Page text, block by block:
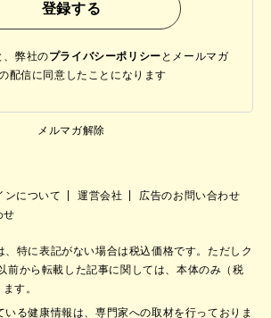
、弊社のプライバシーポリシー と メールマガ
配信に同意したことになります
メルマガ解除
ンについて 運営会社
広告のお問い合わせ
せ
、特に表記がない場合は税込価格です。ただしク
前から転載した記事に関しては、本体のみ（税
す。
いる健康情報は、専門家への取材を行っておりま